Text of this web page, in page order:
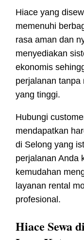
Hiace yang
memenuhi
rasa aman dan
menyediakan
ekonomis
perjalanan tanpa
yang tinggi.
Hubungi
mendapatkan
di Selong yang
perjalanan Anda
kemudahan
layanan rental
profesional.
Hiace Sewa